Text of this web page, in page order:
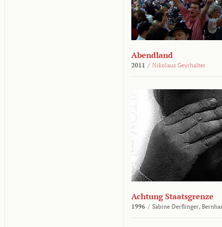
Abendland
2011 / Nikolaus Geyrhalter
Achtung Staatsgrenze
1996 / Sabine Derflinger,